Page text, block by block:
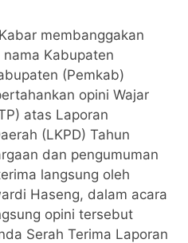
membanggakan
Kabupaten
(Pemkab)
opini Wajar
atas Laporan
(LKPD) Tahun
dan pengumuman
langsung oleh
Haseng, dalam acara
opini tersebut
Serah Terima Laporan